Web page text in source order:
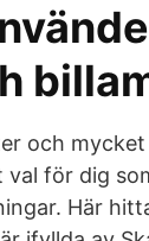
och mycket
för dig
Här